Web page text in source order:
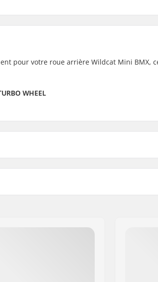
pour votre roue arrière Wildcat Mini BMX,
WHEEL
Moyeu: